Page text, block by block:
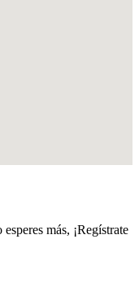
más, ¡Regístrate